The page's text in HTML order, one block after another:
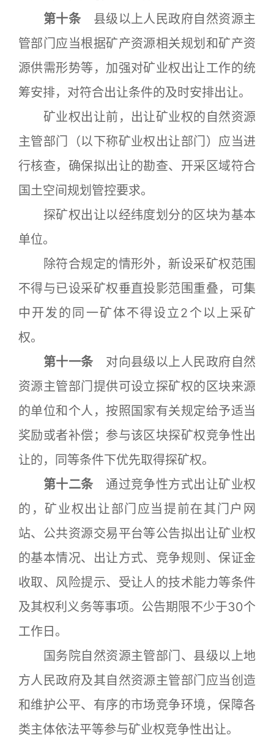
第十条 县级以上人民政府自然资源主
管部门应当根据矿产资源相关规划和矿产资
源供需形势等，加强对矿业权出让工作的统
筹安排，对符合出让条件的及时安排出让。
矿业权出让前，出让矿业权的自然资源
主管部门（以下称矿业权出让部门）应当进
行核查，确保拟出让的勘查、开采区域符合
国土空间规划管控要求。
探矿权出让以经纬度划分的区块为基本
单位。
除符合规定的情形外，新设采矿权范围
不得与已设采矿权垂直投影范围重叠，可集
中开发的同一矿体不得设立2个以上采矿
权。
第十一条 对向县级以上人民政府自然
资源主管部门提供可设立探矿权的区块来源
的单位和个人，按照国家有关规定给予适当
奖励或者补偿；参与该区块探矿权竞争性出
让的，同等条件下优先取得探矿权。
第十二条 通过竞争性方式出让矿业权
的，矿业权出让部门应当提前在其门户网
站、公共资源交易平台等公告拟出让矿业权
的基本情况、出让方式、竞争规则、保证金
收取、风险提示、受让人的技术能力等条件
及其权利义务等事项。公告期限不少于30个
工作日。
国务院自然资源主管部门、县级以上地
方人民政府及其自然资源主管部门应当创造
和维护公平、有序的市场竞争环境，保障各
类主体依法平等参与矿业权竞争性出让。